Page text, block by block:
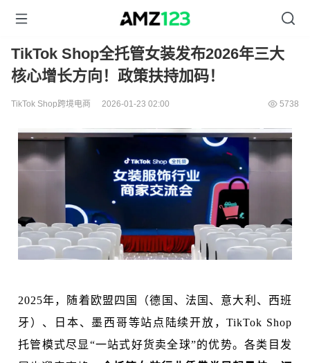
TikTok Shop全托管女装发布2026年三大
核心增长方向！政策扶持加码！
TikTok Shop跨境电商 2026-01-23 02:00 5738
2025年，随着欧盟四国（德国、法国、意大利、西班
牙）、日本、墨西哥等站点陆续开放，TikTok Shop
托管模式尽显“一站式好货卖全球”的优势。各类目发